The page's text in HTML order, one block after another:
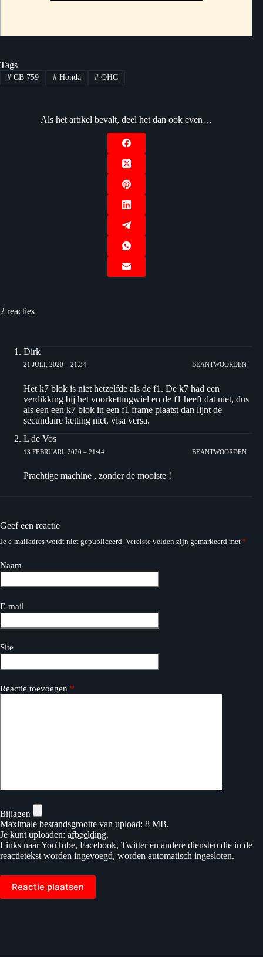
Tags
#CB 759 #Honda # OHC
Als het artikel bevalt, deel het dan ook even…
2 reacties
Dirk
21 JULI, 2020 – 21:34 BEANTWOORDEN
Het k7 blok is niet hetzelfde als de f1. De k7 had een
verdikking bij het voorkettingwiel en de f1 heeft dat niet, dus
als een een k7 blok in een f1 frame plaatst dan lijnt de
secundaire ketting niet, visa versa.
L de Vos
13 FEBRUARI, 2020 – 21:44 BEANTWOORDEN
Prachtige machine , zonder de mooiste !
Geef een reactie
Je e-mailadres wordt niet gepubliceerd. Vereiste velden zijn gemarkeerd met *
Naam
E-mail
Site
Reactie toevoegen *
Bijlagen
Maximale bestandsgrootte van upload: 8 MB.
Je kunt uploaden: afbeelding.
Links naar YouTube, Facebook, Twitter en andere diensten die in de
reactietekst worden ingevoegd, worden automatisch ingesloten.
Reactie plaatsen